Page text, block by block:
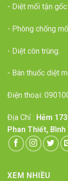
- Diệt mối tận gốc
- Phòng chống
- Diệt côn trùng.
- Bán thuốc diệt
Điện thoại:
Địa Chỉ : Hẻm
Phan Thiết, Bình
XEM NHIỀU